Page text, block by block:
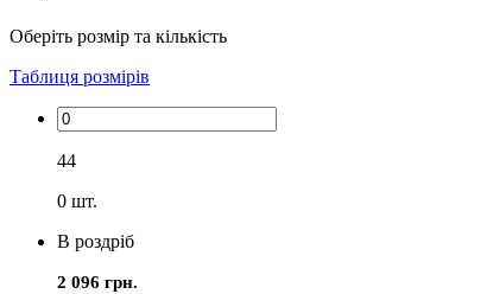
Оберіть розмір та кількість
Таблиця розмірів
44
0 шт.
В роздріб
2 096 грн.